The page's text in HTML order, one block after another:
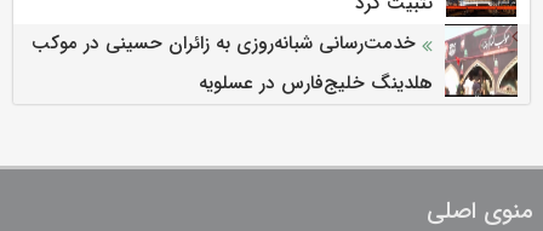
خدمت‌رسانی شبانه‌روزی به زائران حسینی در موکب
هلدینگ خلیج‌فارس در عسلویه
منوی اصلی